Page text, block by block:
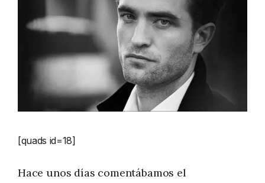
[quads id=18]
Hace unos días comentábamos el